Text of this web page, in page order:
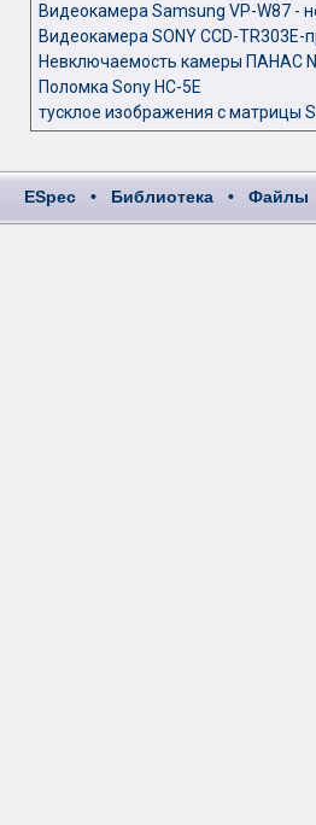
Видеокамера Samsung VP-W87 -
Видеокамера SONY CCD-TR303E-
Невключаемость камеры ПАНАС
Поломка Sony HC-5E
тусклое изображения с матрицы
ESpec • Библиотека • Файлы